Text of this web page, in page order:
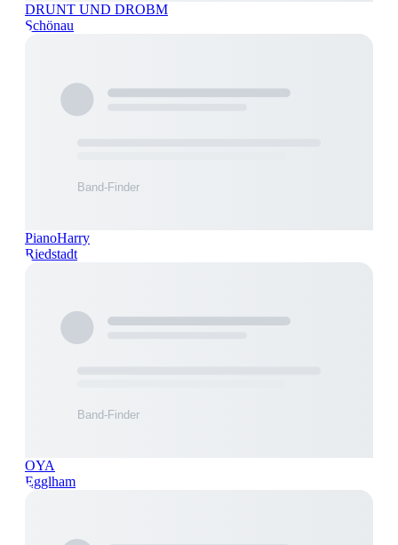
DRUNT UND DROBM
Schönau
PianoHarry
Riedstadt
OYA
Egglham